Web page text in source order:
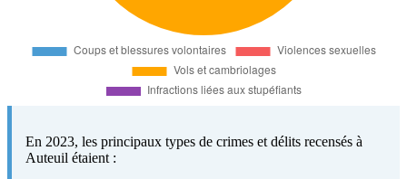
En 2023, les principaux types de crimes et délits recensés à
Auteuil étaient :